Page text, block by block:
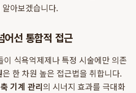
아보겠습니다.
어선 통합적 접근
식욕억제제나 특정 시술에만 의존
은 한 차원 높은 접근법을 취합니다.
기계 관리의 시너지 효과를 극대화